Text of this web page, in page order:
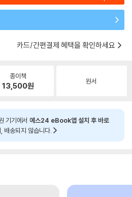
카드/간편결제 혜택을 확인하세요
종이책
13,500원 원서
기기에서 예스24 eBook앱 설치 후 바로
배송되지 않습니다.